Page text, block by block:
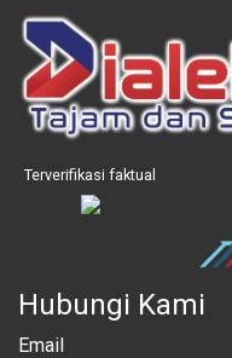
Terverifikasi faktual
Hubungi Kami
Email